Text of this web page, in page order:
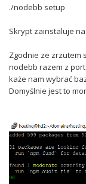
./nodebb setup
Skrypt zainstaluje
Zgodnie ze zrzutem
nodebb razem z
każe nam wybrać
Domyślnie jest to